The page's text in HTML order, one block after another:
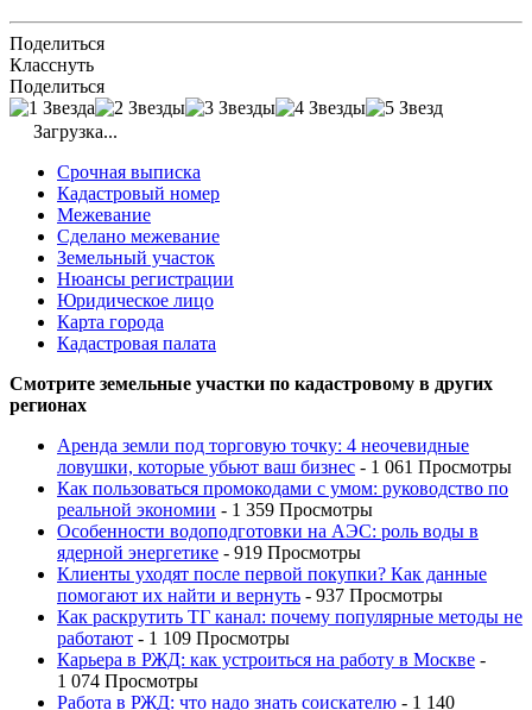
Поделиться
Класснуть
Поделиться
Загрузка...
Срочная выписка
Кадастровый номер
Межевание
Сделано межевание
Земельный участок
Нюансы регистрации
Юридическое лицо
Карта города
Кадастровая палата
Смотрите земельные участки по кадастровому в других
регионах
Аренда земли под торговую точку: 4 неочевидные
ловушки, которые убьют ваш бизнес - 1 061 Просмотры
Как пользоваться промокодами с умом: руководство по
реальной экономии - 1 359 Просмотры
Особенности водоподготовки на АЭС: роль воды в
ядерной энергетике - 919 Просмотры
Клиенты уходят после первой покупки? Как данные
помогают их найти и вернуть - 937 Просмотры
Как раскрутить ТГ канал: почему популярные методы не
работают - 1 109 Просмотры
Карьера в РЖД: как устроиться на работу в Москве -
1 074 Просмотры
Работа в РЖД: что надо знать соискателю - 1 140